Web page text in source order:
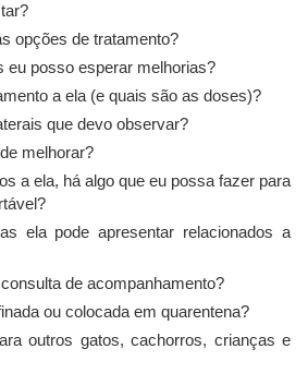
opções de tratamento?
eu posso esperar melhorias?
a ela (e quais são as doses)?
que devo observar?
melhorar?
a ela, há algo que eu possa fazer para
ela pode apresentar relacionados a
de acompanhamento?
ou colocada em quarentena?
outros gatos, cachorros, crianças e